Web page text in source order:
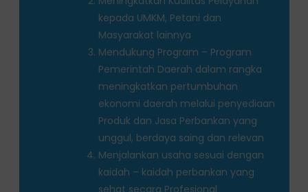
kepada UMKM, Petani dan
Masyarakat lainnya
Mendukung Program – Program
Pemerintah Daerah dalam rangka
meningkatkan pertumbuhan
ekonomi daerah melalui penyediaan
Produk dan Jasa Perbankan yang
unggul, berdaya saing dan relevan
Menjalankan usaha sesuai dengan
kaidah – kaidah perbankan yang
sehat secara Profesional